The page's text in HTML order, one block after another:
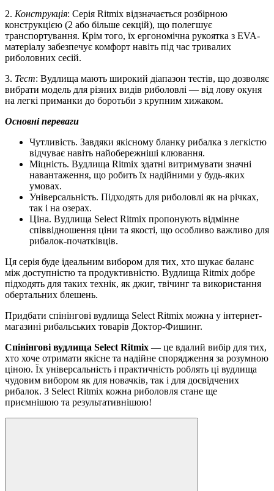
2. Конструкція: Серія Ritmix відзначається розбірною
конструкцією (2 або більше секцій), що полегшує
транспортування. Крім того, їх ергономічна рукоятка з EVA-
матеріалу забезпечує комфорт навіть під час тривалих
риболовних сесій.
3. Тест: Вудлища мають широкий діапазон тестів, що дозволяє
вибрати модель для різних видів риболовлі — від лову окуня
на легкі приманки до боротьби з крупним хижаком.
Основні переваги
Чутливість. Завдяки якісному бланку рибалка з легкістю
відчуває навіть найобережніші клювання.
Міцність. Вудлища Ritmix здатні витримувати значні
навантаження, що робить їх надійними у будь-яких
умовах.
Універсальність. Підходять для риболовлі як на річках,
так і на озерах.
Ціна. Вудлища Select Ritmix пропонують відмінне
співвідношення ціни та якості, що особливо важливо для
рибалок-початківців.
Ця серія буде ідеальним вибором для тих, хто шукає баланс
між доступністю та продуктивністю. Вудлища Ritmix добре
підходять для таких технік, як джиг, твічинг та використання
обертальних блешень.
Придбати спінінгові вудлища Select Ritmix можна у інтернет-
магазині рибальських товарів Доктор-Фишинг.
Спінінгові вудлища Select Ritmix — це вдалий вибір для тих,
хто хоче отримати якісне та надійне спорядження за розумною
ціною. Їх універсальність і практичність роблять ці вудлища
чудовим вибором як для новачків, так і для досвідчених
рибалок. З Select Ritmix кожна риболовля стане ще
приємнішою та результативнішою!